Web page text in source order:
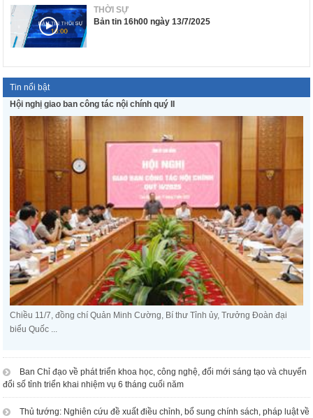
THỜI SỰ
Bản tin 16h00 ngày 13/7/2025
Tin nổi bật
Hội nghị giao ban công tác nội chính quý II
Chiều 11/7, đồng chí Quản Minh Cường, Bí thư Tỉnh ủy, Trưởng Đoàn đại
biểu Quốc ...
Ban Chỉ đạo về phát triển khoa học, công nghệ, đổi mới sáng tạo và chuyển
đổi số tỉnh triển khai nhiệm vụ 6 tháng cuối năm
Thủ tướng: Nghiên cứu đề xuất điều chỉnh, bổ sung chính sách, pháp luật về